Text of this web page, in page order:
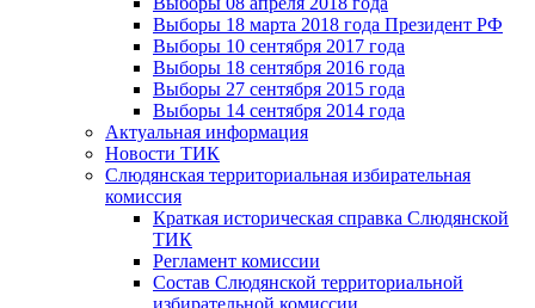
Выборы 18 марта 2018 года Президент РФ
Выборы 10 сентября 2017 года
Выборы 18 сентября 2016 года
Выборы 27 сентября 2015 года
Выборы 14 сентября 2014 года
Актуальная информация
Новости ТИК
Слюдянская территориальная избирательная
комиссия
Краткая историческая справка Слюдянской
ТИК
Регламент комиссии
Состав Слюдянской территориальной
избирательной комиссии